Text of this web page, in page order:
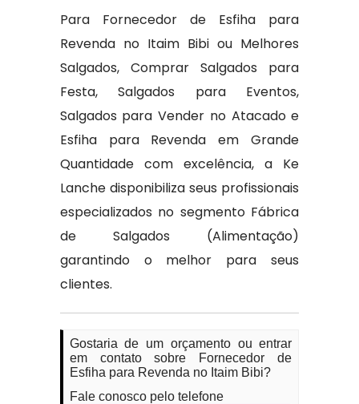
Para Fornecedor de Esfiha para
Revenda no Itaim Bibi ou Melhores
Salgados, Comprar Salgados para
Festa, Salgados para Eventos,
Salgados para Vender no Atacado e
Esfiha para Revenda em Grande
Quantidade com excelência, a Ke
Lanche disponibiliza seus profissionais
especializados no segmento Fábrica
de Salgados (Alimentação)
garantindo o melhor para seus
clientes.
Gostaria de um orçamento ou entrar
em contato sobre Fornecedor de
Esfiha para Revenda no Itaim Bibi?
Fale conosco pelo telefone